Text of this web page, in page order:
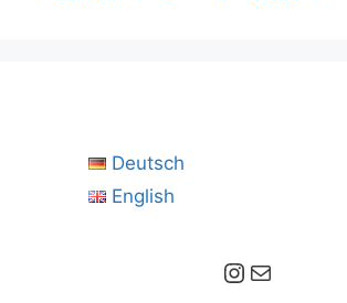
Deutsch
English
Instagram E-Mail